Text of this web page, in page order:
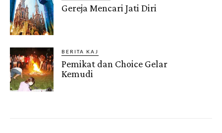
Gereja Mencari Jati Diri
BERITA KAJ
Pemikat dan Choice Gelar
Kemudi
Gendis.ID